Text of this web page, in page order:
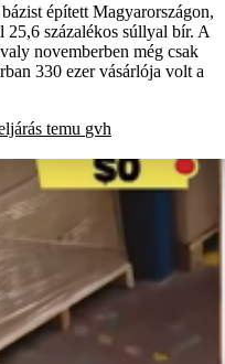
épített Magyarországon,
százalékos súllyal bír. A
novemberben még csak
330 ezer vásárlója volt a
temu gvh